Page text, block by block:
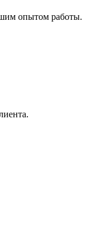
опытом работы.